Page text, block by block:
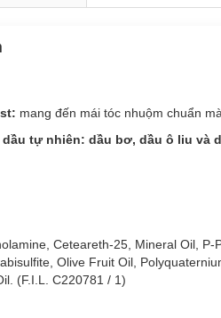
mang đến mái tóc nhuộm chuẩn
tự nhiên: dầu bơ, dầu ô liu và
Ceteareth-25, Mineral Oil,
Olive Fruit Oil,
(F.I.L. C220781 / 1)